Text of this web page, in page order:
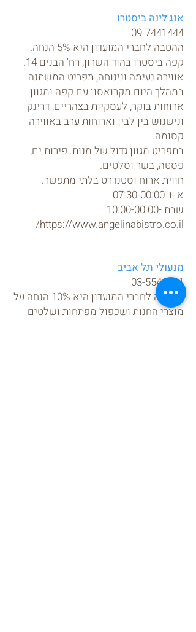
אנג'לינה ביסטרו
09-7441444
ההטבה לחברי המועדון היא 5% הנחה.
קפה ביסטרו בהוד השרון, רח' הבנים 14.
אווירה נעימה ונינוחה, תפריט המשתנה
במהלך היום מקרואסון עם קפה ומגוון
ארוחות בוקר, לעסקיות בצהריים, דרינק
ונישנוש בין לבין וארוחות ערב באווירה
קסומה.
בתפריט מגוון גדול של מנות. פירות ים,
פסטה, בשר וסלטים.
חווית ארוח וסטנדרט בלתי מתפשר.
א'-ו' 07:30-00:00
שבת -10:00-00:00
https://www.angelinabistro.co.il/
מנעולי תל אביב
03-5546331
ההטבה לחברי המועדון היא 10% הנחה על
מוצרי החנות ושכפול מפתחות ושלטים